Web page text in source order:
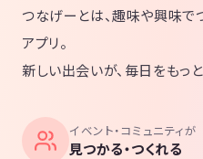
つなげーとは、趣味や興味で
アプリ。
新しい出会いが、毎日をもっと
イベント・コミュニティが
見つかる・つくれる